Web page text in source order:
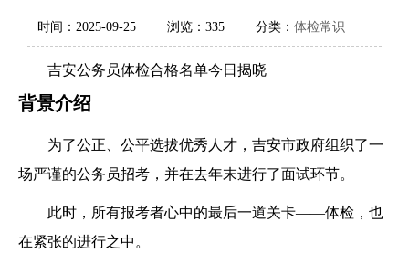
时间：2025-09-25 浏览：335 分类： 体检常识
吉安公务员体检合格名单今日揭晓
背景介绍
为了公正、公平选拔优秀人才，吉安市政府组织了一
场严谨的公务员招考，并在去年末进行了面试环节。
此时，所有报考者心中的最后一道关卡——体检，也
在紧张的进行之中。